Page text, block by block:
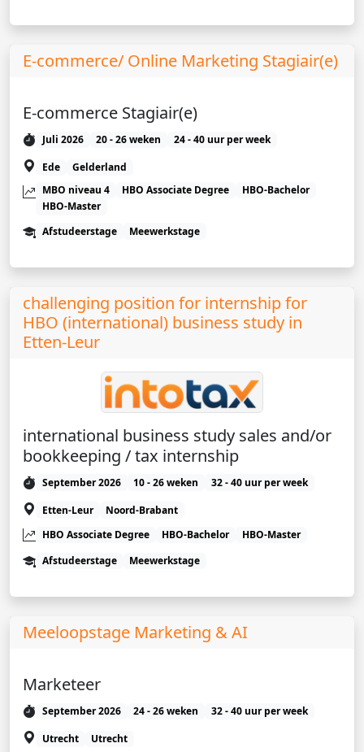
E-commerce/ Online Marketing Stagiair(e)
E-commerce Stagiair(e)
Juli 2026 20 - 26 weken
24 - 40 uur per week
Ede
Gelderland
MBO niveau 4
HBO Associate Degree
HBO-Bachelor
HBO-Master
Afstudeerstage
Meewerkstage
challenging position for internship for
HBO (international) business study in
Etten-Leur
international business study sales and/or
bookkeeping / tax internship
September 2026 10 - 26 weken
32 - 40 uur per week
Etten-Leur
Noord-Brabant
HBO Associate Degree
HBO-Bachelor
HBO-Master
Afstudeerstage
Meewerkstage
Meeloopstage Marketing & AI
Marketeer
September 2026 24 - 26 weken
32 - 40 uur per week
Utrecht
Utrecht